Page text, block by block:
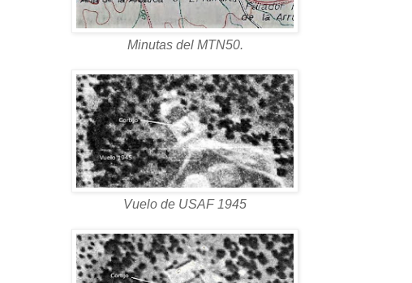
Minutas del MTN50.
Vuelo de USAF 1945